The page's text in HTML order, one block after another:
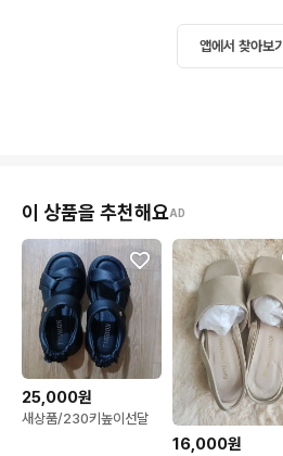
앱에서 찾아보기
이 상품을 추천해요AD
25,000원
새상품/230키높이선달
16,000원